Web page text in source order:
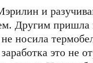
и
Другим пришла
носила
это не